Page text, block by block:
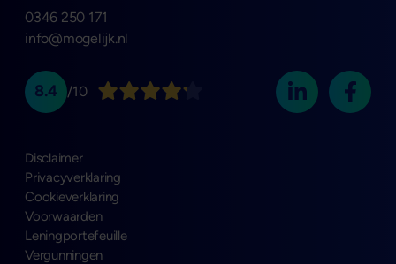
0346 250 171
info@mogelijk.nl
8.4 /10
Disclaimer
Privacyverklaring
Cookieverklaring
Voorwaarden
Leningportefeuille
Vergunningen